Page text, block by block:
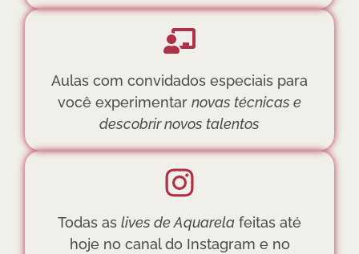
Aulas com convidados especiais para
você experimentar novas técnicas e
descobrir novos talentos
Todas as lives de Aquarela feitas até
hoje no canal do Instagram e no